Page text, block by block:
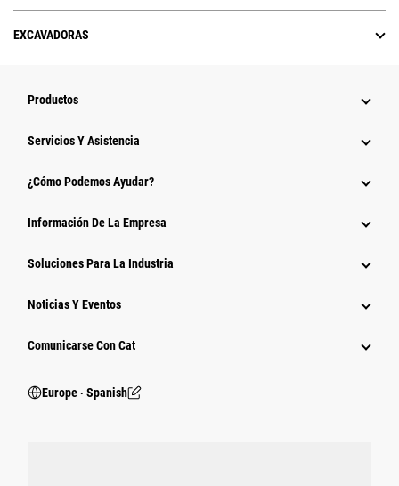
EXCAVADORAS
Productos
Servicios Y Asistencia
¿Cómo Podemos Ayudar?
Información De La Empresa
Soluciones Para La Industria
Noticias Y Eventos
Comunicarse Con Cat
Europe ‧ Spanish